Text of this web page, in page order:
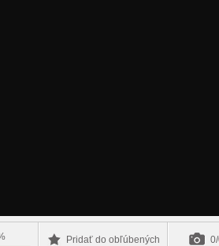
Pridať do obľúbených